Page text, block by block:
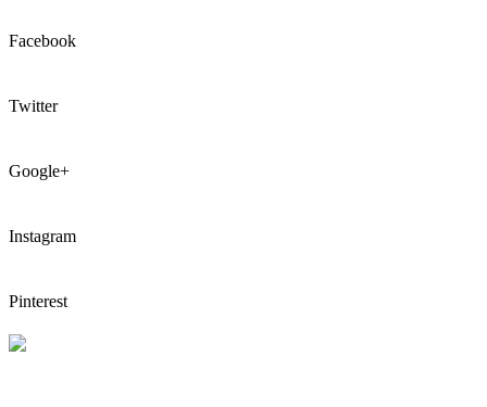
Facebook
Twitter
Google+
Instagram
Pinterest